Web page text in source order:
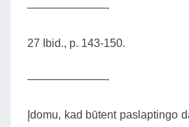
———————-
27 Ibid., p. 143-150.
———————-
Įdomu, kad būtent paslaptingo